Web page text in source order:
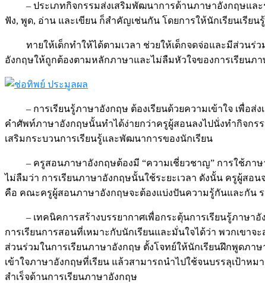
– ประเภทกิจกรรมส่งเสริมพัฒนาการด้านภาษาอังกฤษแล
ฟัง, พูด, อ่าน และเขียน ก็สำคัญเช่นกัน โดยการให้นักเรียนเรีย
ทายให้เด็กทำให้ได้ตามเวลา ช่วยให้เด็กจดจ่อและมีส่วน
อังกฤษให้ถูกต้องตามหลักภาษาและไม่ลืมหัวใจของการเรียนภ
– การเรียนรู้ภาษาอังกฤษ ต้องเรียนด้วยความเข้าใจ เพื่
คำศัพท์ภาษาอังกฤษนั้นทำได้ง่ายกว่าครูผู้สอนลงไปนั่งทำกิจกร
เสริมกระบวนการเรียนรู้และพัฒนาการของนักเรียน
– ครูสอนภาษาอังกฤษต้องมี “ความเชี่ยวชาญ” การใช้ภา
ไม่ลืมว่า การเรียนภาษาอังกฤษนั้นใช้ระยะเวลา ดังนั้น ครูผู้สอ
คือ คณะครูผู้สอนภาษาอังกฤษจะต้องแบ่งปันความรู้กันและกัน
– เทคนิคการสร้างบรรยากาศเพื่อกระตุ้นการเรียนรู้ภาษา
การเรียนการสอนที่เหมาะกับนักเรียนและมั่นใจได้ว่า พวกเขา
ส่วนร่วมในการเรียนภาษาอังกฤษ ตั้งโจทย์ให้นักเรียนฝึกพูดภา
เข้าใจภาษาอังกฤษที่เรียน แล้วสามารถนำไปใช้จนบรรลุเป้าห
สำเร็จด้านการเรียนภาษาอังกฤษ